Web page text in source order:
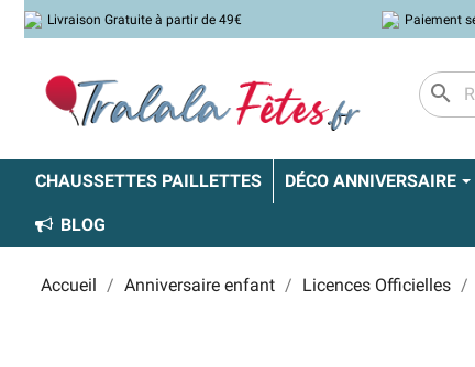
Livraison Gratuite à partir de 49€ Paiement
search
CHAUSSETTES PAILLETTES DÉCO ANNIVERSAIRE
BLOG
Accueil Anniversaire enfant Licences Officielles